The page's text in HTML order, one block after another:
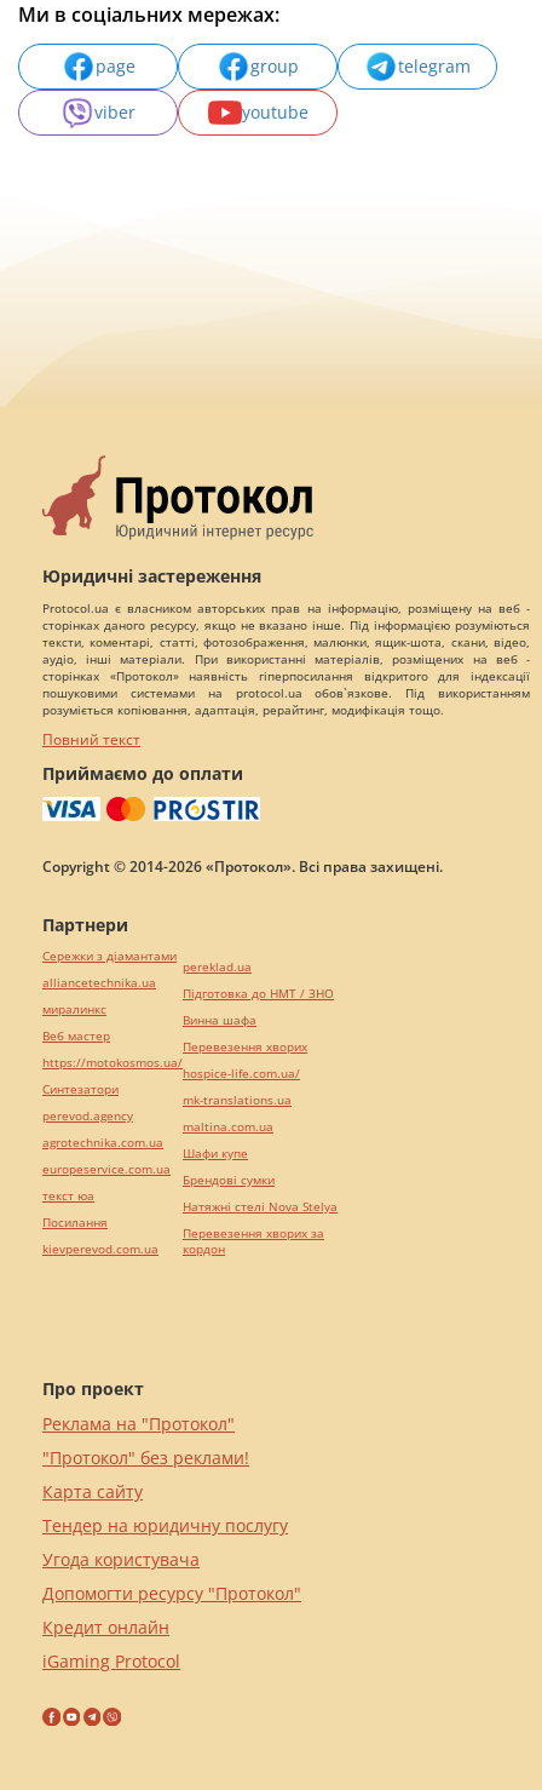
Ми в соціальних мережах:
page group
telegram
viber
youtube
Юридичні застереження
Protocol.ua є власником авторських прав на інформацію, розміщену на веб -
сторінках даного ресурсу, якщо не вказано інше. Під інформацією розуміються
тексти, коментарі, статті, фотозображення, малюнки, ящик-шота, скани, відео,
аудіо, інші матеріали. При використанні матеріалів, розміщених на веб -
сторінках «Протокол» наявність гіперпосилання відкритого для індексації
пошуковими системами на protocol.ua обов`язкове. Під використанням
розуміється копіювання, адаптація, рерайтинг, модифікація тощо.
Повний текст
Приймаємо до оплати
Copyright © 2014-2026 «Протокол». Всі права захищені.
Про проект
Реклама на "Протокол"
"Протокол" без реклами!
Карта сайту
Тендер на юридичну послугу
Угода користувача
Допомогти ресурсу "Протокол"
Кредит онлайн
iGaming Protocol
Партнери
Сережки з діамантами
alliancetechnika.ua
миралинкс
Веб мастер
https://motokosmos.ua/
Синтезатори
perevod.agency
agrotechnika.com.ua
europeservice.com.ua
текст юа
Посилання
kievperevod.com.ua
pereklad.ua
Підготовка до НМТ / ЗНО
Винна шафа
Перевезення хворих
hospice-life.com.ua/
mk-translations.ua
maltina.com.ua
Шафи купе
Брендові сумки
Натяжні стелі Nova Stelya
Перевезення хворих за
кордон